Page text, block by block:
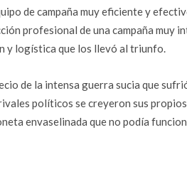
de campaña muy eficiente y
profesional de una campaña muy
y logística que los llevó al triunfo.
de la intensa guerra sucia que
políticos se creyeron sus
envaselinada que no podía